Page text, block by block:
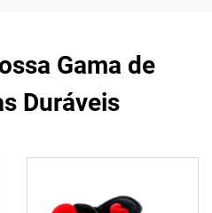
Gama de
Duráveis